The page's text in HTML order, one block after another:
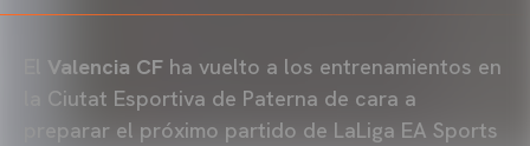
Valencia CF ha vuelto a los entrenamientos en
la Ciutat Esportiva de Paterna de cara a
preparar el próximo partido de LaLiga EA Sports